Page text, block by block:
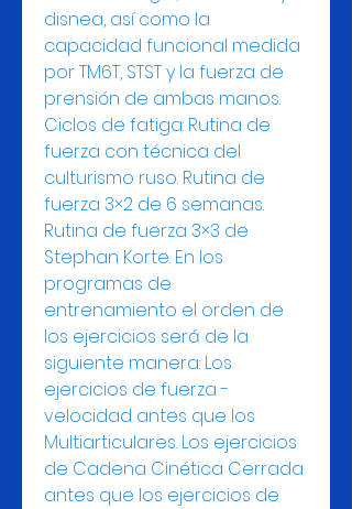
disnea, así como la
capacidad funcional medida
por TM6T, STST y la fuerza de
prensión de ambas manos.
Ciclos de fatiga: Rutina de
fuerza con técnica del
culturismo ruso. Rutina de
fuerza 3×2 de 6 semanas.
Rutina de fuerza 3×3 de
Stephan Korte. En los
programas de
entrenamiento el orden de
los ejercicios será de la
siguiente manera: Los
ejercicios de fuerza -
velocidad antes que los
Multiarticulares. Los ejercicios
de Cadena Cinética Cerrada
antes que los ejercicios de